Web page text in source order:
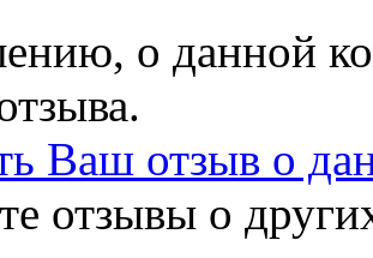
о данной
Ваш отзыв о
отзывы о